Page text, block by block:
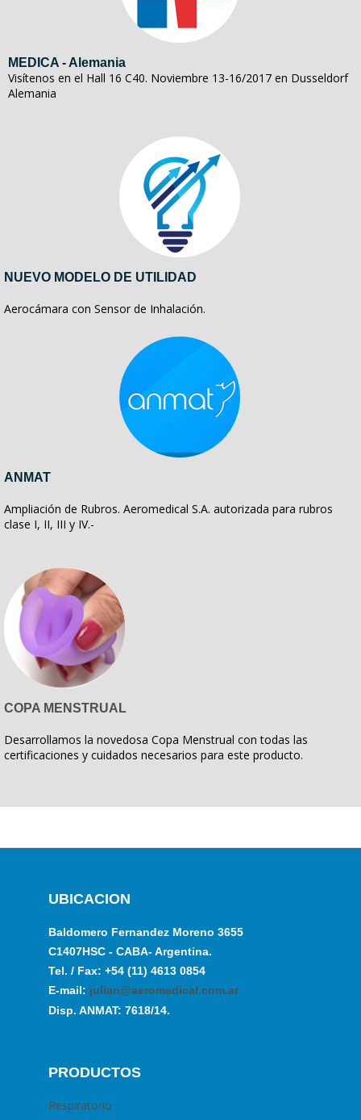
MEDICA - Alemania
Visítenos en el Hall 16 C40. Noviembre 13-16/2017 en Dusseldorf
Alemania
NUEVO MODELO DE UTILIDAD
Aerocámara con Sensor de Inhalación.
ANMAT
Ampliación de Rubros. Aeromedical S.A. autorizada para rubros
clase I, II, III y IV.-
COPA MENSTRUAL
Desarrollamos la novedosa Copa Menstrual con todas las
certificaciones y cuidados necesarios para este producto.
UBICACION
Baldomero Fernandez Moreno 3655
C1407HSC - CABA- Argentina.
Tel. / Fax: +54 (11) 4613 0854
E-mail: julian@aeromedical.com.ar
Disp. ANMAT: 7618/14.
PRODUCTOS
Respiratorio